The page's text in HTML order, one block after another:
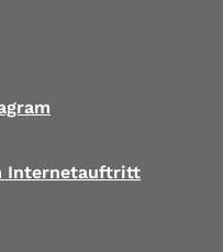
Internetauftritt